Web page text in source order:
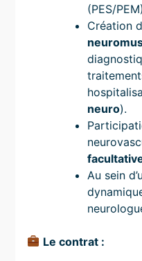
(PES/
Création
neuro).
Au sein
Le contrat :